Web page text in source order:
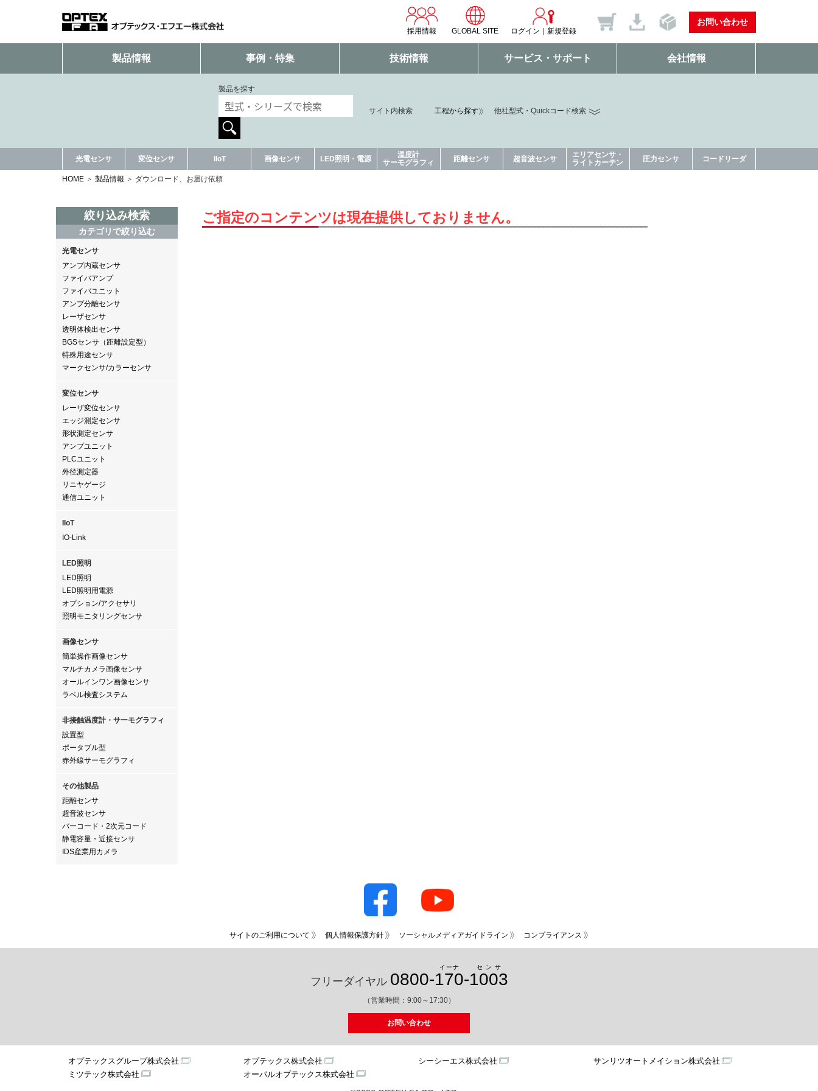
採用情報 GLOBAL SITE ログイン 新規登録
お問い合わせ
製品情報 事例・特集 技術情報 サービス・サポート 会社情報
製品を探す
サイト内検索 工程から探す 他社型式・Quickコード検索
光電センサ 変位センサ IIoT 画像センサ LED照明・電源
温度計
サーモグラフィ
距離センサ 超音波センサ
エリアセンサ・
ライトカーテン
圧力センサ コードリーダ
HOME 製品情報 ダウンロード、お届け依頼
絞り込み検索
カテゴリで絞り込む
光電センサ
アンプ内蔵センサ
ファイバアンプ
ファイバユニット
アンプ分離センサ
レーザセンサ
透明体検出センサ
BGSセンサ（距離設定型）
特殊用途センサ
マークセンサ/カラーセンサ
変位センサ
レーザ変位センサ
エッジ測定センサ
形状測定センサ
アンプユニット
PLCユニット
外径測定器
リニヤゲージ
通信ユニット
IIoT
IO-Link
LED照明
LED照明
LED照明用電源
オプション/アクセサリ
照明モニタリングセンサ
画像センサ
簡単操作画像センサ
マルチカメラ画像センサ
オールインワン画像センサ
ラベル検査システム
非接触温度計・サーモグラフィ
設置型
ポータブル型
赤外線サーモグラフィ
その他製品
距離センサ
超音波センサ
バーコード・2次元コード
静電容量・近接センサ
IDS産業用カメラ
ご指定のコンテンツは現在提供しておりません。
サイトのご利用について 個人情報保護方針 ソーシャルメディアガイドライン コンプライアンス
フリーダイヤル 0800-170
イーナ
-1003
センサ
（営業時間：9:00～17:30）
お問い合わせ
オプテックスグループ株式会社 オプテックス株式会社 シーシーエス株式会社
サンリツオートメイション株式会社
ミツテック株式会社
オーパルオプテックス株式会社